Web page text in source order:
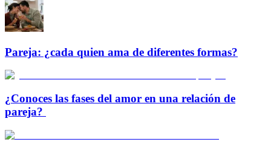
Pareja: ¿cada quien ama de diferentes formas?
¿Conoces las fases del amor en una relación de
pareja?